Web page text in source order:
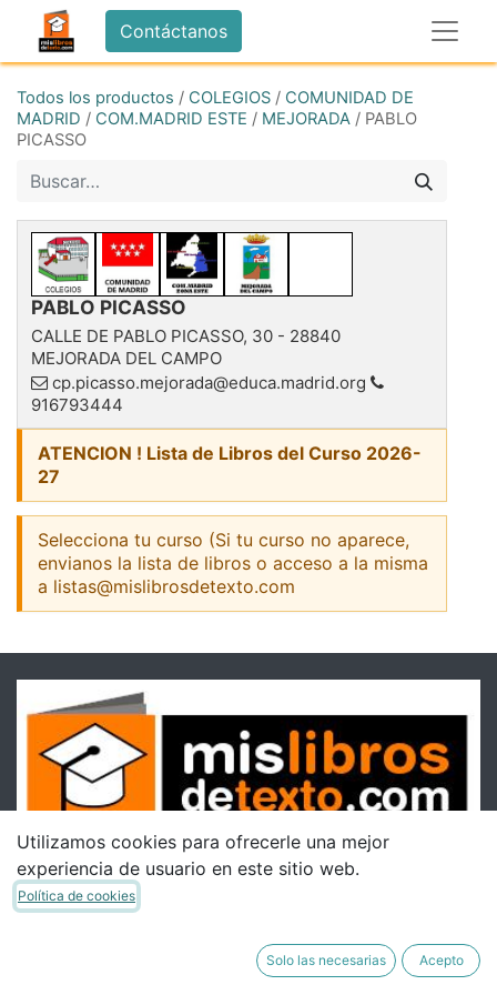
Contáctanos
Todos los productos / COLEGIOS / COMUNIDAD DE
MADRID / COM.MADRID ESTE / MEJORADA / PABLO
PICASSO
PABLO PICASSO
CALLE DE PABLO PICASSO, 30 - 28840
MEJORADA DEL CAMPO
cp.picasso.mejorada@educa.madrid.org
916793444
ATENCION ! Lista de Libros del Curso 2026-
27
Selecciona tu curso (Si tu curso no aparece,
envianos la lista de libros o acceso a la misma
a listas@mislibrosdetexto.com
Utilizamos cookies para ofrecerle una mejor
experiencia de usuario en este sitio web.
Política de cookies
Solo las necesarias Acepto